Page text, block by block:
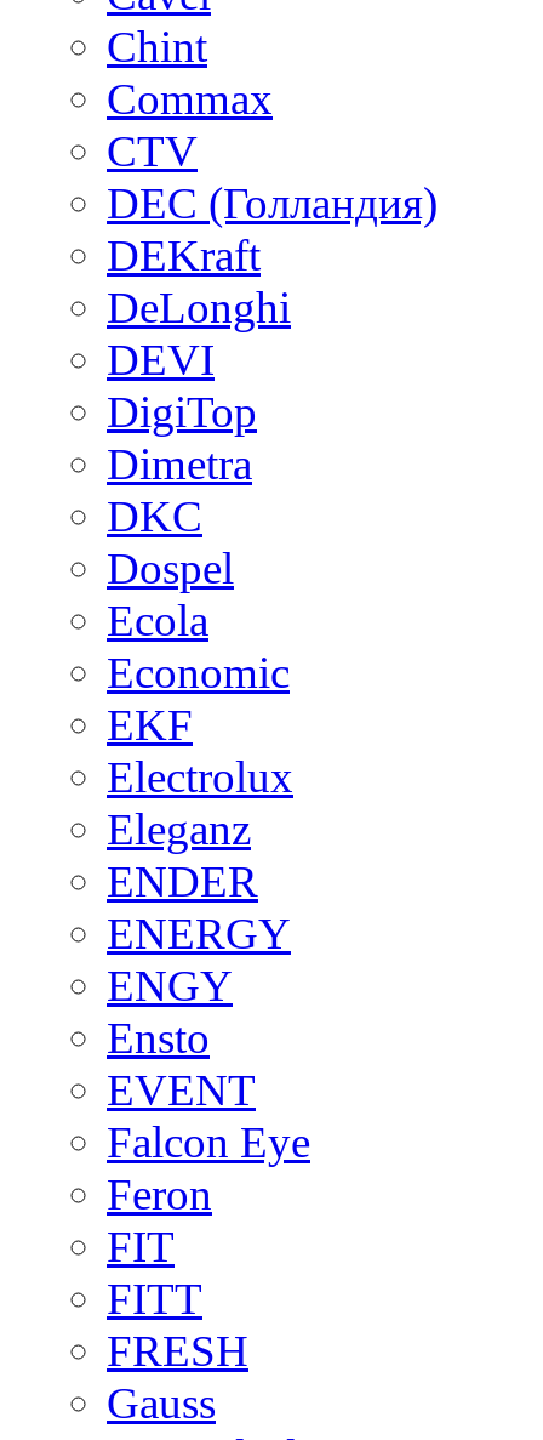
Chint
Commax
CTV
DEC (Голландия)
DEKraft
DeLonghi
DEVI
DigiTop
Dimetra
DKC
Dospel
Ecola
Economic
EKF
Electrolux
Eleganz
ENDER
ENERGY
ENGY
Ensto
EVENT
Falcon Eye
Feron
FIT
FITT
FRESH
Gauss